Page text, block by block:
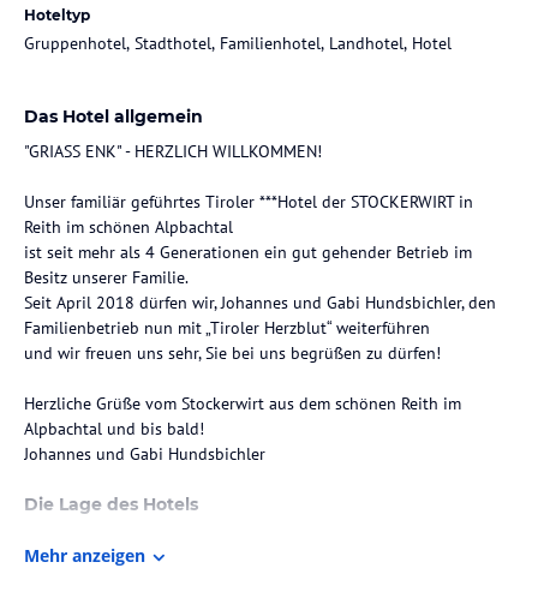
Hoteltyp
Gruppenhotel, Stadthotel, Familienhotel, Landhotel, Hotel
Das Hotel allgemein
"GRIASS ENK" - HERZLICH WILLKOMMEN!
Unser familiär geführtes Tiroler ***Hotel der STOCKERWIRT in
Reith im schönen Alpbachtal
ist seit mehr als 4 Generationen ein gut gehender Betrieb im
Besitz unserer Familie.
Seit April 2018 dürfen wir, Johannes und Gabi Hundsbichler, den
Familienbetrieb nun mit „Tiroler Herzblut“ weiterführen
und wir freuen uns sehr, Sie bei uns begrüßen zu dürfen!
Herzliche Grüße vom Stockerwirt aus dem schönen Reith im
Alpbachtal und bis bald!
Johannes und Gabi Hundsbichler
Die Lage des Hotels
Blumendorf Europas Reith im Alpbachtal und nur wenige Schritte
Mehr anzeigen